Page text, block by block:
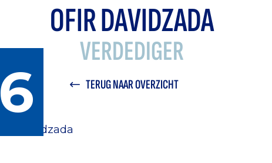
OFIR DAVIDZADA
VERDEDIGER
TERUG NAAR OVERZICHT